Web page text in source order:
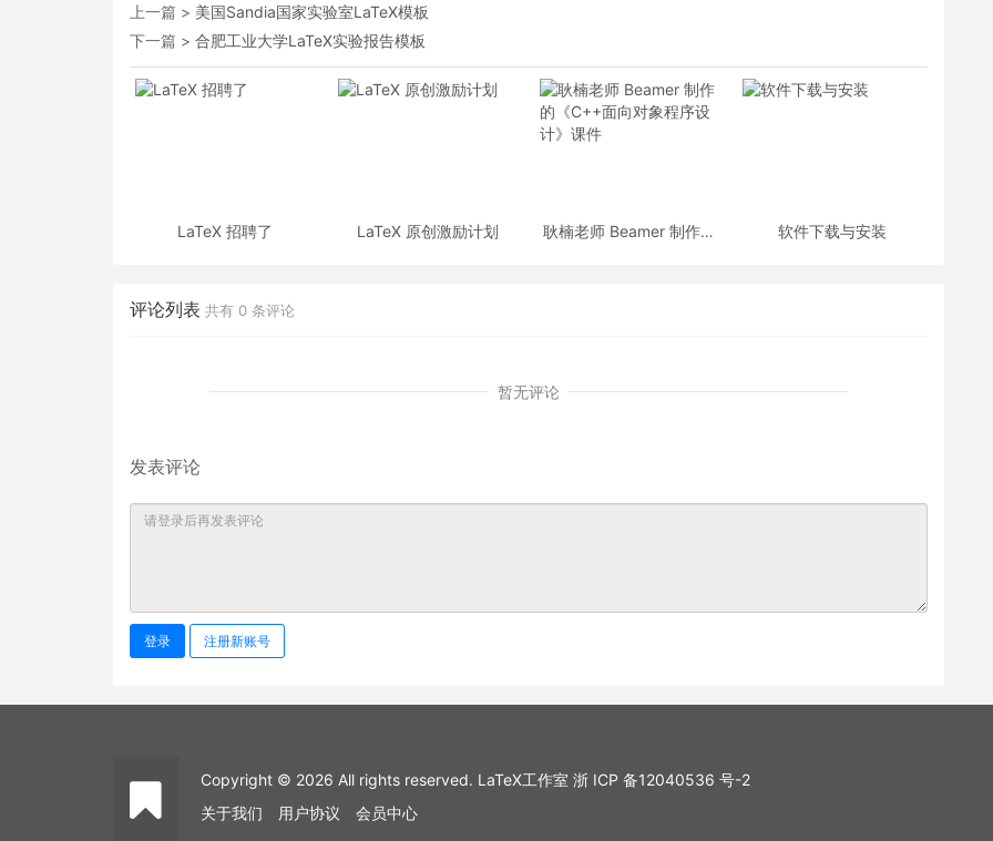
上一篇 > 美国Sandia国家实验室LaTeX模板
下一篇 > 合肥工业大学LaTeX实验报告模板
LaTeX 招聘了 LaTeX 原创激励计划
耿楠老师 Beamer 制作的
软件下载与安装
评论列表 共有 0 条评论
暂无评论
发表评论
登录 注册新账号
Copyright © 2026 All rights reserved. LaTeX工作室 浙 ICP 备12040536 号-2
关于我们
用户协议 会员中心